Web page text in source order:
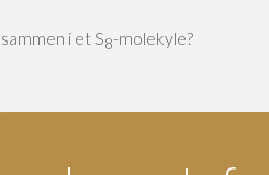
i et S8-molekyle?